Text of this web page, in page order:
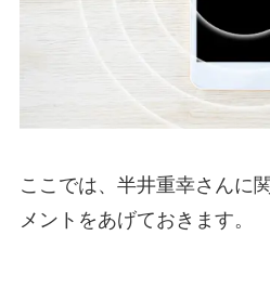
ここでは、半井重幸さんに
メントをあげておきます。